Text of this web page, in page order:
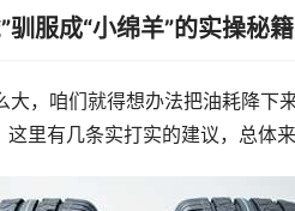
驯服成“小绵羊”的实操秘籍
大，咱们就得想办法把油耗降下
这里有几条实打实的建议，总体来